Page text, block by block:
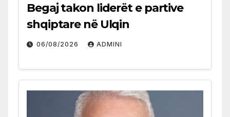
Begaj takon liderët e partive
shqiptare në Ulqin
06/08/2026 ADMINI